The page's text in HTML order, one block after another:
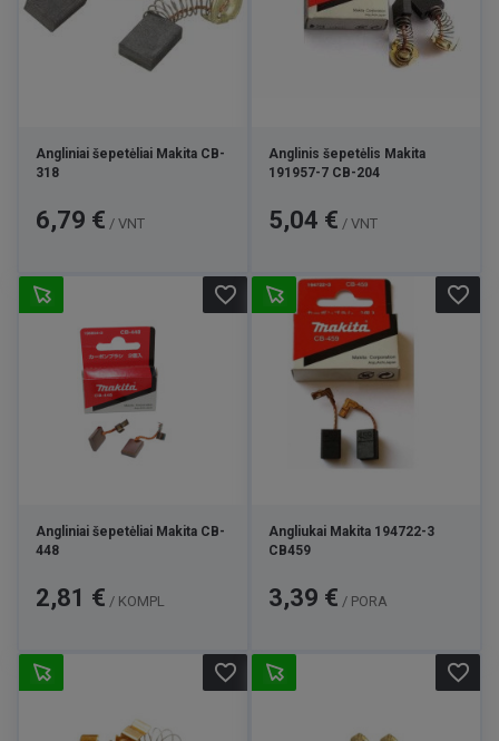
Angliniai šepetėliai Makita CB-
318
Kaina
6,79 € / VNT
Anglinis šepetėlis Makita
191957-7 CB-204
Kaina
5,04 € / VNT
Angliniai šepetėliai Makita CB-
448
Kaina
2,81 € / KOMPL
favorite_border
Angliukai Makita 194722-3
CB459
Kaina
3,39 € / PORA
favorite_border
favorite_border favorite_border